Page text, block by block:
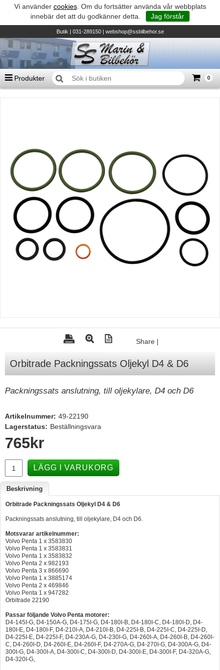
Vi använder cookies. Om du fortsätter använda vår webbplats
innebär det att du godkänner detta.
Jag förstår
Butik| 031-289150 | webshop@ssbilbehor.se
Produkter 0
Suzuki - Utombordare
Suzumar - Gummibåtar
Honda - Utombordare
HonWave - Gummibåtar
Honda - Elverk & Pumpar
Tohatsu - Utombordare
Minn Kota - elmotorer
Mercury Servicedelar
Lowrance
Humminbird
B&G
Båttillbehör
Varta - Batterier
Victron - Batteriladdare
CTEK - Batteriladdare
Webasto - Dieselvärmare
Kamasa Tools - Verktyg
Calix - Packline - Takboxar
Thule - Takboxar
Thule - Lasthållare
LAGERRENSING
Begagnade Motorer & Båtar
Share |
Orbitrade Packningssats Oljekyl D4 & D6
Packningssats anslutning, till oljekylare, D4 och D6
Artikelnummer: 49-22190
Lagerstatus: Beställningsvara
765kr
LÄGG I VARUKORG
Beskrivning
Orbitrade Packningssats Oljekyl D4 & D6
Packningssats anslutning, till oljekylare, D4 och D6.
Motsvarar artikelnummer:
Volvo Penta 1 x 3583830
Volvo Penta 1 x 3583831
Volvo Penta 1 x 3583832
Volvo Penta 2 x 982193
Volvo Penta 3 x 866690
Volvo Penta 1 x 3885174
Volvo Penta 2 x 469846
Volvo Penta 1 x 947282
Orbitrade 22190
Passar följande Volvo Penta motorer:
D4-145I-G, D4-150A-G, D4-175I-G, D4-180I-B, D4-180I-C, D4-180I-D, D4-
180I-E, D4-180I-F, D4-210I-A, D4-210I-B, D4-225I-B, D4-225I-C, D4-225I-D,
D4-225I-E, D4-225I-F, D4-230A-G, D4-230I-G, D4-260I-A, D4-260I-B, D4-260I-
C, D4-260I-D, D4-260I-E, D4-260I-F, D4-270A-G, D4-270I-G, D4-300A-G, D4-
300I-G, D4-300I-A, D4-300I-C, D4-300I-D, D4-300I-E, D4-300I-F, D4-320A-G,
D4-320I-G,